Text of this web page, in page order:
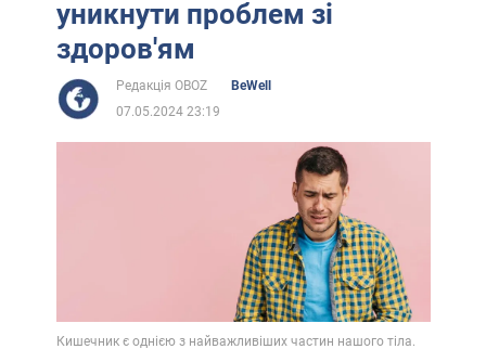
уникнути проблем зі
здоров'ям
Редакція OBOZ
BeWell
07.05.2024 23:19
Кишечник є однією з найважливіших частин нашого тіла.